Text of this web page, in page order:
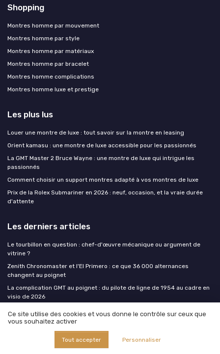
Shopping
Montres homme par mouvement
Montres homme par style
Montres homme par matériaux
Montres homme par bracelet
Montres homme complications
Montres homme luxe et prestige
Les plus lus
Louer une montre de luxe : tout savoir sur la montre en leasing
Orient kamasu : une montre de luxe accessible pour les passionnés
La GMT Master 2 Bruce Wayne : une montre de luxe qui intrigue les
passionnés
Comment choisir un support montres adapté à vos montres de luxe
Prix de la Rolex Submariner en 2026 : neuf, occasion, et la vraie durée
d'attente
Les derniers articles
Le tourbillon en question : chef-d'œuvre mécanique ou argument de
vitrine ?
Zenith Chronomaster et l'El Primero : ce que 36 000 alternances
changent au poignet
La complication GMT au poignet : du pilote de ligne de 1954 au cadre en
visio de 2026
choix avisé
Certified Pre-Owned : quand les marques reprennent le contrôle de
Ce site utilise des cookies et vous donne le contrôle sur ceux que
vous souhaitez activer
Tout accepter Personnaliser